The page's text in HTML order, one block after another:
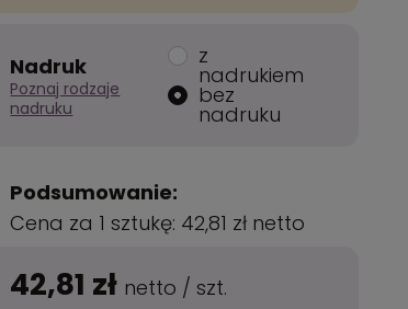
Nadruk
Poznaj rodzaje
nadruku
z
nadrukiem
bez
nadruku
Podsumowanie:
Cena za 1 sztukę: 42,81 zł netto
42,81 zł netto /szt.